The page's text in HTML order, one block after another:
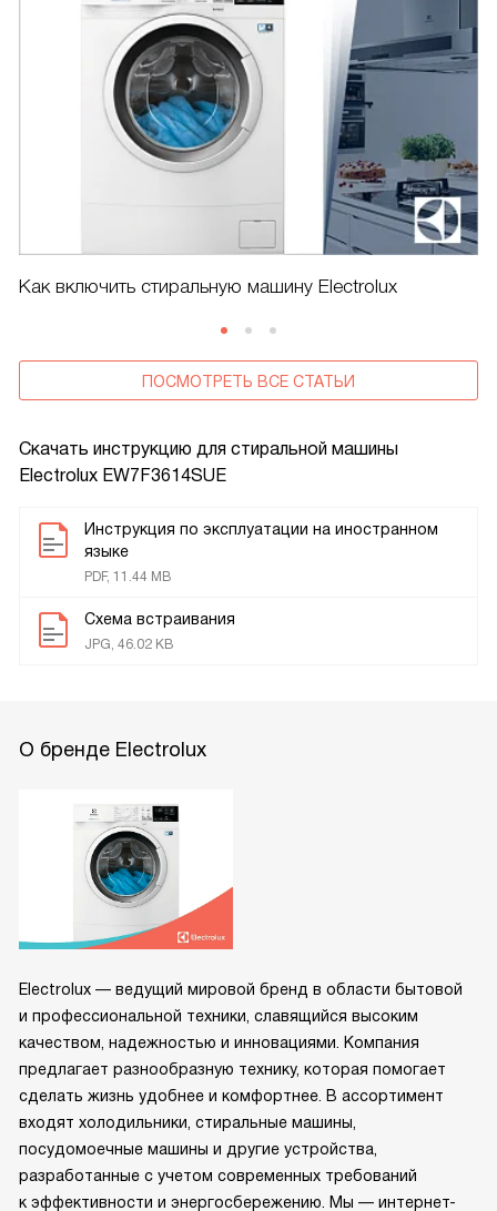
Скачать инструкцию для стиральной машины
Electrolux EW7F3614SUE
Инструкция по эксплуатации на иностранном
языке
PDF, 11.44 MB
Схема встраивания
JPG, 46.02 KB
Как включить стиральную машину Electrolux
ПОСМОТРЕТЬ ВСЕ СТАТЬИ
О бренде Electrolux
Electrolux — ведущий мировой бренд в области бытовой
и профессиональной техники, славящийся высоким
качеством, надежностью и инновациями. Компания
предлагает разнообразную технику, которая помогает
сделать жизнь удобнее и комфортнее. В ассортимент
входят холодильники, стиральные машины,
посудомоечные машины и другие устройства,
разработанные с учетом современных требований
к эффективности и энергосбережению. Мы — интернет-